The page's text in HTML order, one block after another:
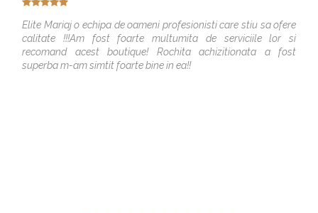
Elite Mariaj o echipa de oameni profesionisti care stiu sa ofere
calitate !!!Am fost foarte multumita de serviciile lor si
recomand acest boutique! Rochita achizitionata a fost
superba m-am simtit foarte bine in ea!!